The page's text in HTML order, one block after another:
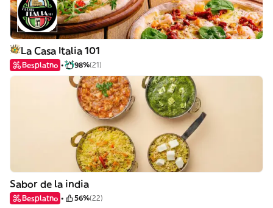
La Casa Italia 101
Besplatno 98%(21)
Sabor de la india
Besplatno 56%(22)